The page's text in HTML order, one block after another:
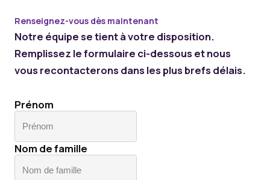
Renseignez-vous dès maintenant
Notre équipe se tient à votre disposition.
Remplissez le formulaire ci-dessous et nous
vous recontacterons dans les plus brefs délais.
Prénom
Nom de famille